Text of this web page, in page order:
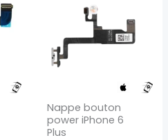
Nappe bouton
power iPhone 6
Plus